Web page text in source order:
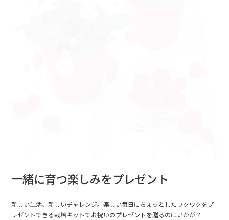
一緒に育つ楽しみをプレゼント
新しい生活、新しいチャレンジ。楽しい毎日にちょっとしたワクワクをプ
レゼントできる栽培キットでお祝いのプレゼントを贈るのはいかが？